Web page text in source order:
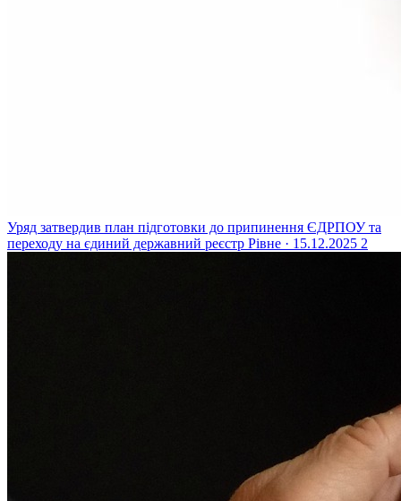
Уряд затвердив план підготовки до припинення ЄДРПОУ та
переходу на єдиний державний реєстр Рівне · 15.12.2025 2